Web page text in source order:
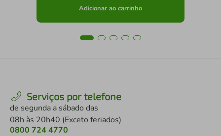
Adicionar ao carrinho
Serviços por telefone
de segunda a sábado das
08h às 20h40 (Exceto feriados)
0800 724 4770